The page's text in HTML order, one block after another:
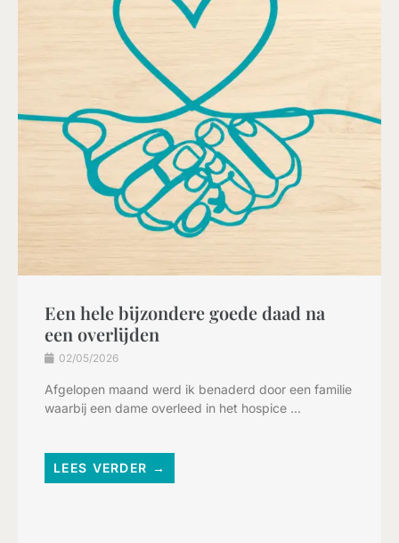
Een hele bijzondere goede daad na
een overlijden
02/05/2026
Afgelopen maand werd ik benaderd door een familie
waarbij een dame overleed in het hospice ...
LEES VERDER →